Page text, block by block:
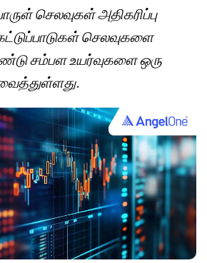
செலவுகள் அதிகரிப்பு
செலவுகளை
சம்பள உயர்வுகளை ஒரு